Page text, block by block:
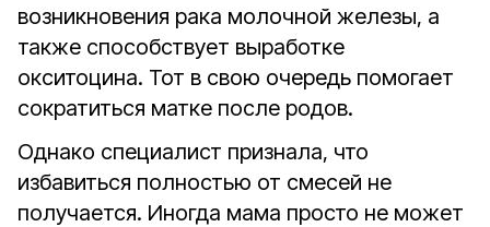
возникновения рака молочной железы, а
также способствует выработке
окситоцина. Тот в свою очередь помогает
сократиться матке после родов.
Однако специалист признала, что
избавиться полностью от смесей не
получается. Иногда мама просто не может